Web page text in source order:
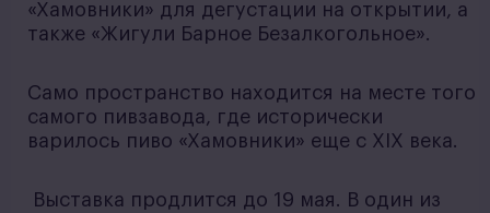
«Хамовники» для дегустации на открытии, а
также «Жигули Барное Безалкогольное».
Само пространство находится на месте того
самого пивзавода, где исторически
варилось пиво «Хамовники» еще с XIX века.
Выставка продлится до 19 мая. В один из